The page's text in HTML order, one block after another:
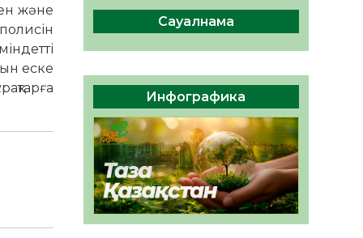
және
еске
04.08.2026 46 0
Құрылтай: Қызылордада
1344 комиссия мүшесінің
04.08.2026
37 0
ҚҰРЫЛТАЙ САЙЛАУЫ – ЕЛ
БІРЛІГІ МЕН АЗАМАТТЫҚ
ЖАУАПКЕРШІЛІКТІҢ
КӨРІНІСІ
04.08.2026 49 0
Сауалнама
Инфографика